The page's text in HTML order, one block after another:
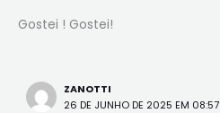
Gostei ! Gostei!
ZANOTTI
26 DE JUNHO DE 2025 EM 08:57